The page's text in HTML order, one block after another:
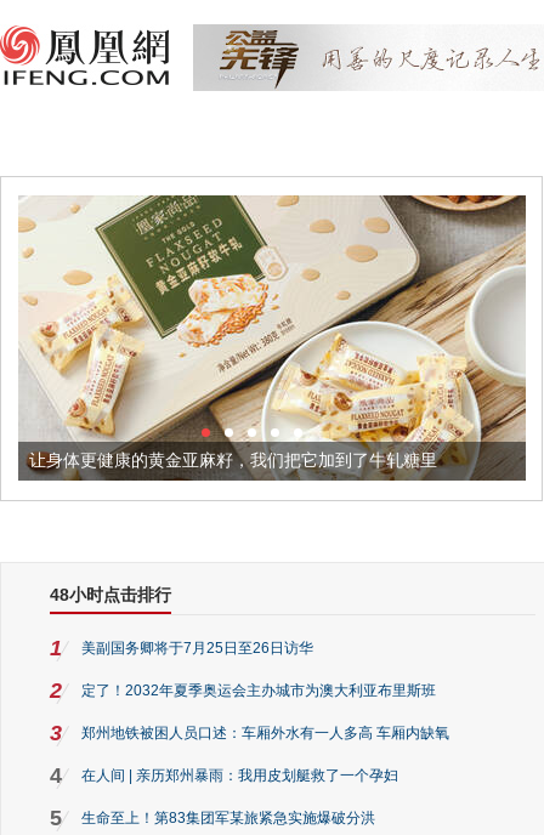
金亚麻籽，我们把它加到了牛轧糖里 被列入佛家七宝的
48小时点击排行
1 美副国务卿将于7月25日至26日访华
2 定了！2032年夏季奥运会主办城市为澳大利亚布里斯班
3 郑州地铁被困人员口述：车厢外水有一人多高 车厢内缺氧
4 在人间 | 亲历郑州暴雨：我用皮划艇救了一个孕妇
5 生命至上！第83集团军某旅紧急实施爆破分洪